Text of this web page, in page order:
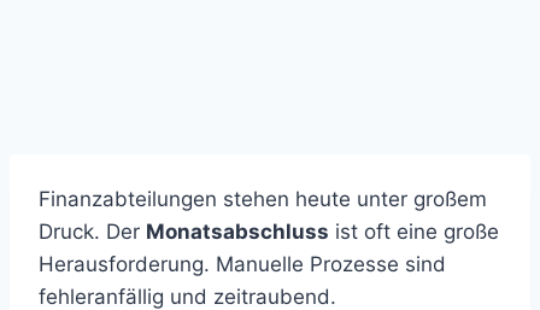
Finanzabteilungen stehen heute unter großem
Druck. Der Monatsabschluss ist oft eine große
Herausforderung. Manuelle Prozesse sind
fehleranfällig und zeitraubend.